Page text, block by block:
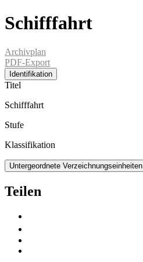
Schifffahrt
Archivplan
PDF-Export
Identifikation
Titel
Schifffahrt
Stufe
Klassifikation
Untergeordnete Verzeichnungseinheiten
Teilen